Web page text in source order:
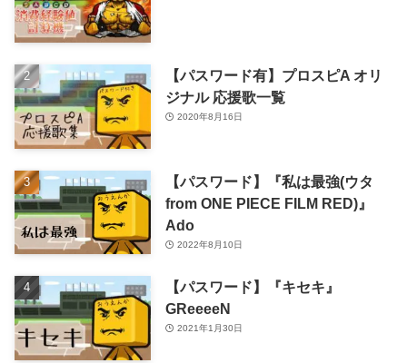
【パスワード有】プロスピA オリ
ジナル 応援歌一覧
2020年8月16日
【パスワード】『私は最強(ウタ
from ONE PIECE FILM RED)』
Ado
2022年8月10日
【パスワード】『キセキ』
GReeeeN
2021年1月30日